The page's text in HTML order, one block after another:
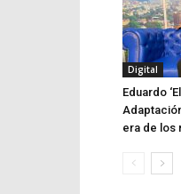
Digital
Eduardo
era de los